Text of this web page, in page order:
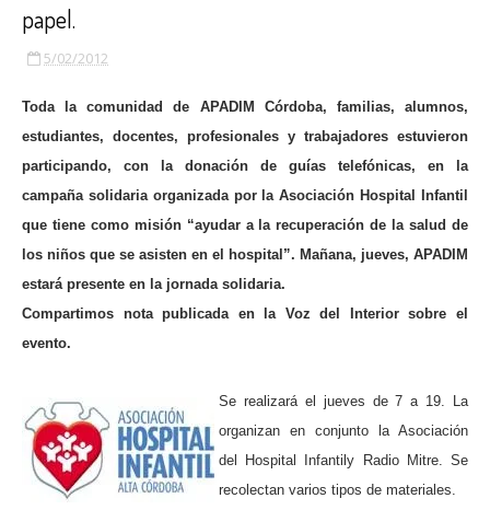
papel.
5/02/2012
Toda la comunidad de APADIM Córdoba, familias, alumnos,
estudiantes, docentes, profesionales y trabajadores estuvieron
participando, con la donación de guías telefónicas, en la
campaña solidaria organizada por la Asociación Hospital Infantil
que tiene como misión “ayudar a la recuperación de la salud de
los niños que se asisten en el hospital”. Mañana, jueves, APADIM
estará presente en la jornada solidaria.
Compartimos nota publicada en la Voz del Interior sobre el
evento.
Se realizará el jueves de 7 a 19. La
organizan en conjunto la Asociación
del Hospital Infantily Radio Mitre. Se
recolectan varios tipos de materiales.